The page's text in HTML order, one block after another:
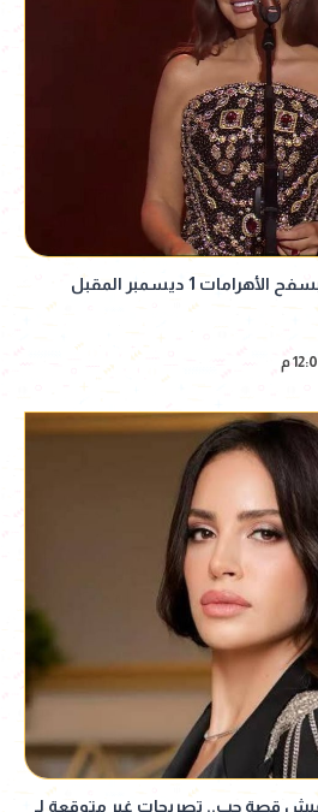
1 ديسمبر المقبل
قصة حب.. تصريحات غير متوقعة لـ